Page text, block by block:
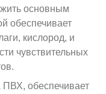
основным
обеспечивает
кислород, и
чувствительных
ПВХ, обеспечивает